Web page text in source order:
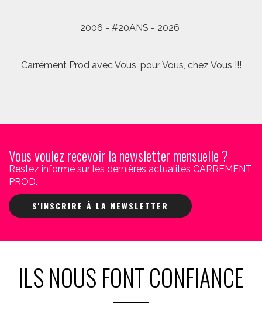
2006 - #20ANS - 2026
Carrément Prod avec Vous, pour Vous, chez Vous !!!
Vous voulez recevoir la newsletter mensuelle ?
Restez informé sur les dernières actualités CARREMENT
PROD.
S'INSCRIRE À LA NEWSLETTER
ILS NOUS FONT CONFIANCE